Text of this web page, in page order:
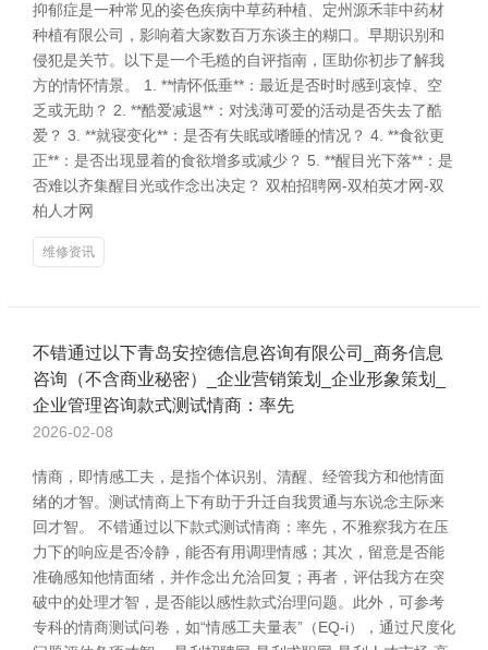
抑郁症是一种常见的姿色疾病中草药种植、定州源禾菲中药材
种植有限公司，影响着大家数百万东谈主的糊口。早期识别和
侵犯是关节。以下是一个毛糙的自评指南，匡助你初步了解我
方的情怀情景。 1. **情怀低垂**：最近是否时时感到哀悼、空
乏或无助？ 2. **酷爱减退**：对浅薄可爱的活动是否失去了酷
爱？ 3. **就寝变化**：是否有失眠或嗜睡的情况？ 4. **食欲更
正**：是否出现显着的食欲增多或减少？ 5. **醒目光下落**：是
否难以齐集醒目光或作念出决定？ 双柏招聘网-双柏英才网-双
柏人才网
维修资讯
不错通过以下青岛安控德信息咨询有限公司_商务信息
咨询（不含商业秘密）_企业营销策划_企业形象策划_
企业管理咨询款式测试情商：率先
2026-02-08
情商，即情感工夫，是指个体识别、清醒、经管我方和他情面
绪的才智。测试情商上下有助于升迁自我贯通与东说念主际来
回才智。 不错通过以下款式测试情商：率先，不雅察我方在压
力下的响应是否冷静，能否有用调理情感；其次，留意是否能
准确感知他情面绪，并作念出允洽回复；再者，评估我方在突
破中的处理才智，是否能以感性款式治理问题。此外，可参考
专科的情商测试问卷，如“情感工夫量表”（EQ-i），通过尺度化